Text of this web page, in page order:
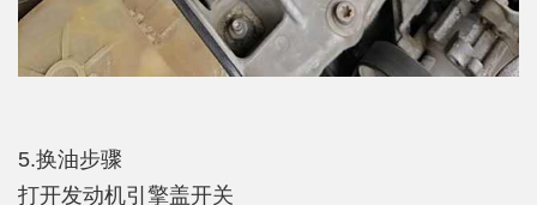
5.换油步骤
打开发动机引擎盖开关